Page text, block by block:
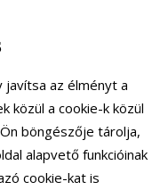
javítsa az élményt a
közül a cookie-k közül
böngészője tárolja,
alapvető funkcióinak
cookie-kat is